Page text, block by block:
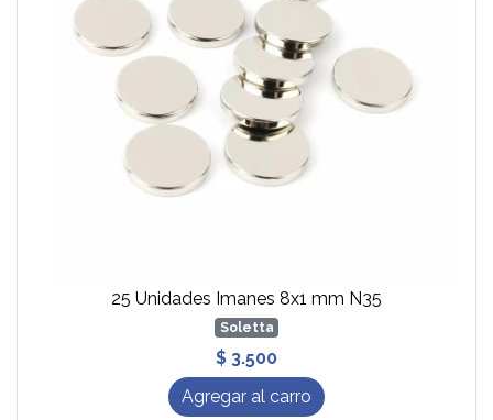
25 Unidades Imanes 8x1 mm N35
Soletta
$ 3.500
Agregar al carro